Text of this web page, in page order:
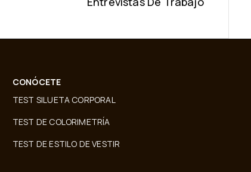
CONÓCETE
TEST SILUETA CORPORAL
TEST DE COLORIMETRÍA
TEST DE ESTILO DE VESTIR